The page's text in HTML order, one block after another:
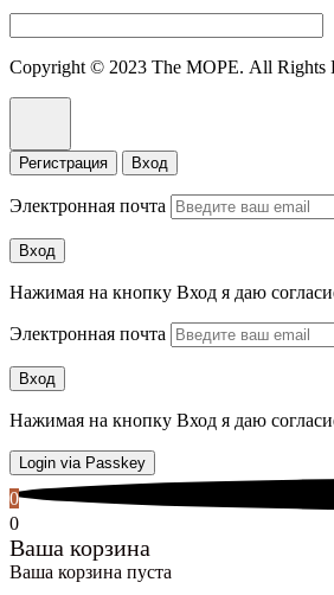
Copyright © 2023 The МОРЕ. All Rights
Регистрация Вход
Электронная почта
Вход
Нажимая на кнопку Вход я даю
Электронная почта
Вход
Нажимая на кнопку Вход я даю
Login via Passkey
0
0
Ваша корзина
Ваша корзина пуста